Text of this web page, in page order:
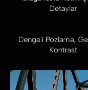
Detaylar
Dengeli Pozlama,
Kontrast